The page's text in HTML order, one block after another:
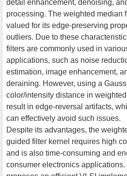
detail enhancement, denoising,
processing. The weighted median
valued for its edge-preserving
outliers. Due to these
filters are commonly used in
applications, such as noise
estimation, image enhancement,
deraining. However, using a
color/intensity distance in
result in edge-reversal artifacts,
can effectively avoid such issues.
Despite its advantages, the
guided filter kernel requires high
and is also time-consuming and
consumer electronics